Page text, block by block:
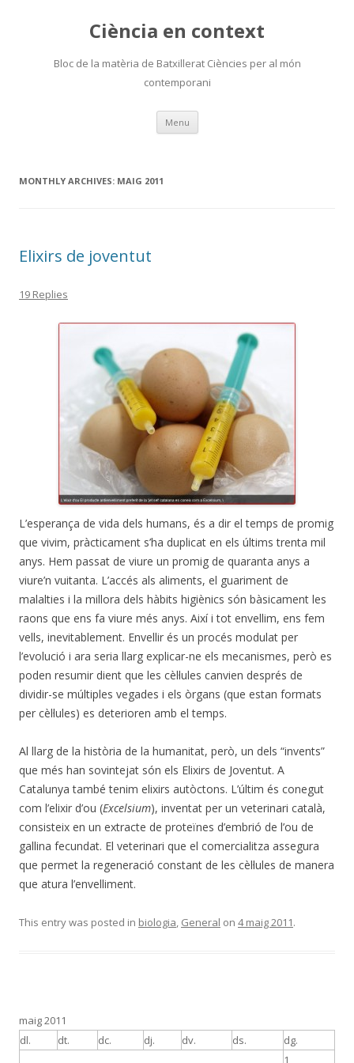
Ciència en context
Bloc de la matèria de Batxillerat Ciències per al món
contemporani
Menu Skip
content
MONTHLY ARCHIVES: MAIG 2011
Elixirs de joventut
19 Replies
L’esperança de vida dels humans, és a dir el temps de promig
que vivim, pràcticament s’ha duplicat en els últims trenta mil
anys. Hem passat de viure un promig de quaranta anys a
viure’n vuitanta. L’accés als aliments, el guariment de
malalties i la millora dels hàbits higiènics són bàsicament les
raons que ens fa viure més anys. Així i tot envellim, ens fem
vells, inevitablement. Envellir és un procés modulat per
l’evolució i ara seria llarg explicar-ne els mecanismes, però es
poden resumir dient que les cèl·lules canvien després de
dividir-se múltiples vegades i els òrgans (que estan formats
per cèl·lules) es deterioren amb el temps.
Al llarg de la història de la humanitat, però, un dels “invents”
que més han sovintejat són els Elixirs de Joventut. A
Catalunya també tenim elixirs autòctons. L’últim és conegut
com l’elixir d’ou (Excelsium), inventat per un veterinari català,
consisteix en un extracte de proteïnes d’embrió de l’ou de
gallina fecundat. El veterinari que el comercialitza assegura
que permet la regeneració constant de les cèl·lules de manera
que atura l’envelliment.
This entry was posted in biologia, General on 4 maig 2011.
maig 2011
dl.
dt. dc. dj. dv. ds.
dg.
1